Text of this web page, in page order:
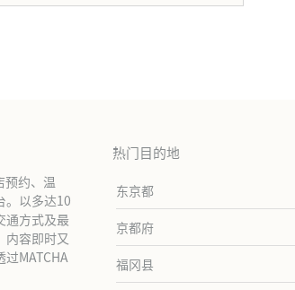
预约、温
。以多达10
通方式及最
内容即时又
MATCHA
热门目的地
东京都
京都府
福冈县